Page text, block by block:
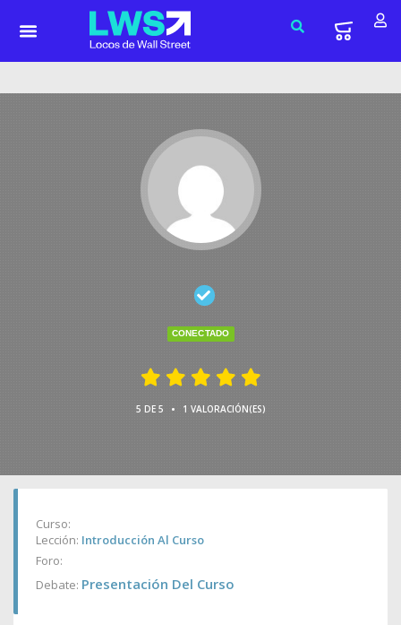
CONECTADO
5 DE 5 • 1 VALORACIÓN(ES)
Curso:
Lección: Introducción Al Curso
Foro:
Debate: Presentación Del Curso